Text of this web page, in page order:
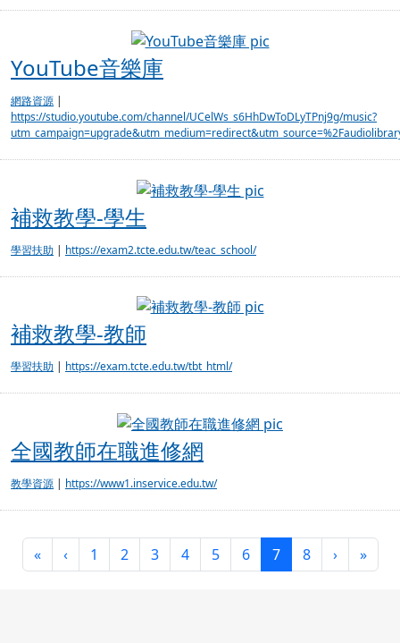
YouTube音樂庫
YouTube音樂庫
網路資源 |
https://studio.youtube.com/channel/UCelWs_s6HhDwToDLyTPnj9g/music?
補救教學-學生
補救教學-學生
學習扶助 | https://exam2.tcte.edu.tw/teac_school/
補救教學-教師
補救教學-教師
學習扶助 https://exam.tcte.edu.tw/tbt_html/
全國教師在職進修網
教學資源 | https://www1.inservice.edu.tw/
«第一頁
‹上一頁
1 2 3 4 5 6 7(目前頁次)
8 ›下一頁
»最後